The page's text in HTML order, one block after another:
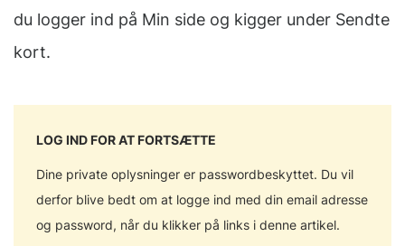
du logger ind på Min side og kigger under Sendte
kort.
LOG IND FOR AT FORTSÆTTE
Dine private oplysninger er passwordbeskyttet. Du vil
derfor blive bedt om at logge ind med din email adresse
og password, når du klikker på links i denne artikel.